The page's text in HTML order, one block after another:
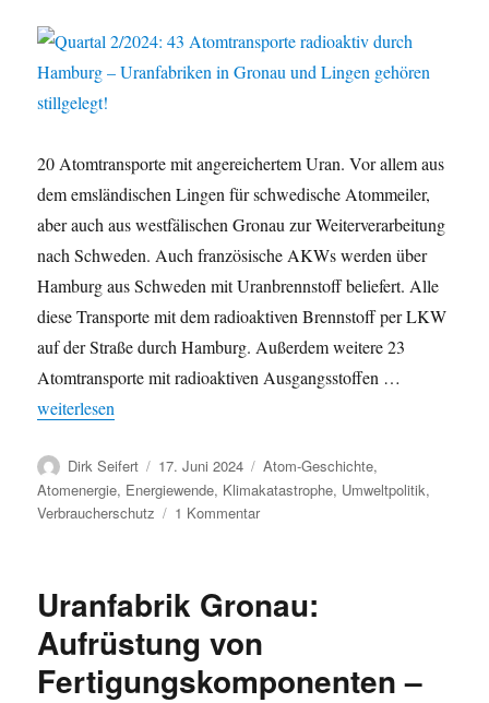
20 Atomtransporte mit angereichertem Uran. Vor allem aus
dem emsländischen Lingen für schwedische Atommeiler,
aber auch aus westfälischen Gronau zur Weiterverarbeitung
nach Schweden. Auch französische AKWs werden über
Hamburg aus Schweden mit Uranbrennstoff beliefert. Alle
diese Transporte mit dem radioaktiven Brennstoff per LKW
auf der Straße durch Hamburg. Außerdem weitere 23
Atomtransporte mit radioaktiven Ausgangsstoffen …
„Quartal 2/2024: 43 Atomtransporte radioaktiv durch Hamburg
weiterlesen
Autor
Dirk Seifert
Veröffentlicht
am
17. Juni 2024 Kategorien
Atom-Geschichte,
Atomenergie, Energiewende, Klimakatastrophe, Umweltpolitik,
Verbraucherschutz
1 Kommentarzu
Atomtransporte
durch
–
Uranfabrik Gronau:
Aufrüstung von
Fertigungskomponenten –